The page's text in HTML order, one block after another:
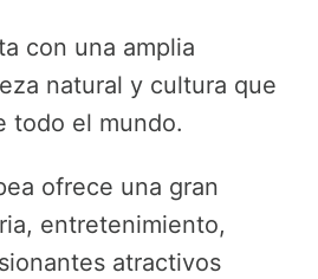
con una amplia
natural y cultura que
todo el mundo.
ofrece una gran
entretenimiento,
atractivos